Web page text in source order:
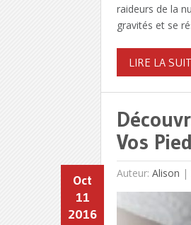
raideurs de la
gravités et se
LIRE LA
Vos
Auteur: Alison |
Oct
11
2016